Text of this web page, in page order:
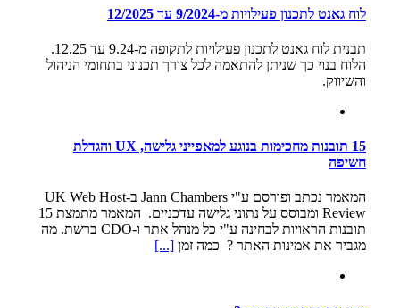
לוח גאנט לתכנון פעילויות מ-9/2024 עד 12/2025
תבנית לוח גאנט לתכנון פעילויות לתקופה מ-9.24 עד 12.25.
הלוח בנוי כך שניתן להתאמה לכל צורך תכנוני בתחומי הניהול
והשיווק.
15 תובנות מחכימות בנוגע למאפייני גלישה, UX והגדלת
חשיפה
המאמר נכתב ופורסם ע"י Jann Chambers ב-UK Web Host
Review ומבוסס על נתוני גלישה עדכניים. המאמר מתמצת 15
תובנות הראויות לבחינה ע"י כל מנהל אתר ו-CDO ברשת. מה
מגביר את אמינות האתר ? כמה זמן [...]